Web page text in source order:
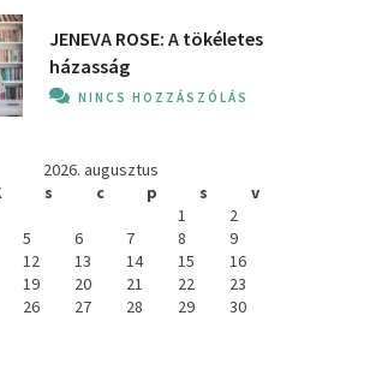
JENEVA ROSE: A ​tökéletes
házasság
NINCS HOZZÁSZÓLÁS
2026. augusztus
s c p s
v
1
2
5 6 7 8
9
12 13 14 15
16
19 20 21 22
23
26 27 28 29
30